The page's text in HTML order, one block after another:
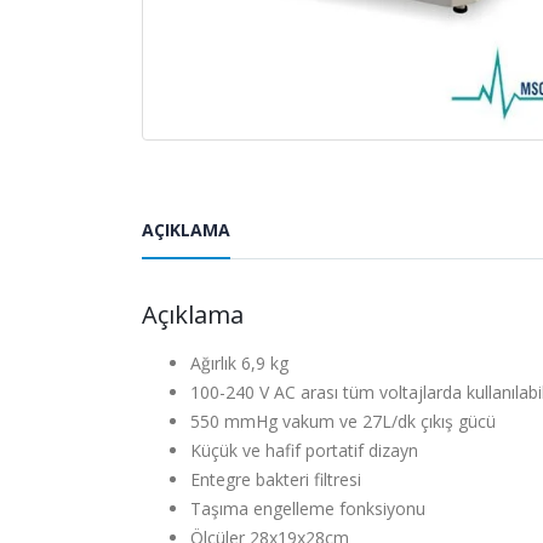
AÇIKLAMA
Açıklama
Ağırlık 6,9 kg
100-240 V AC arası tüm voltajlarda
550 mmHg vakum ve 27L/dk çıkış gücü
Küçük ve hafif portatif dizayn
Entegre bakteri filtresi
Taşıma engelleme fonksiyonu
Ölçüler 28x19x28cm